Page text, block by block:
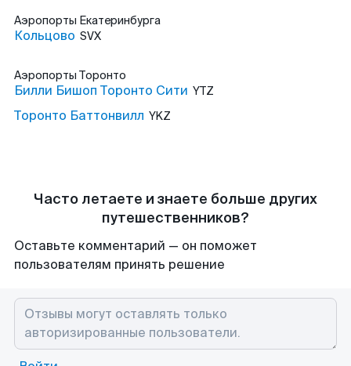
Аэропорты Екатеринбурга
Кольцово SVX
Аэропорты Торонто
Билли Бишоп Торонто Сити YTZ
Торонто Баттонвилл YKZ
Часто летаете и знаете больше других
путешественников?
Оставьте комментарий — он поможет
пользователям принять решение